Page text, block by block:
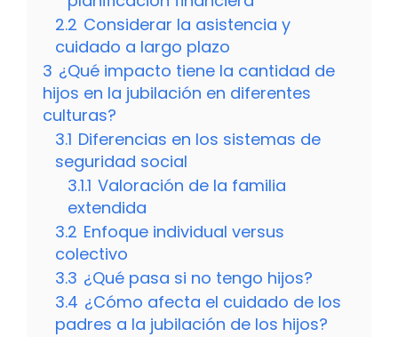
2.2 Considerar la asistencia y
cuidado a largo plazo
3 ¿Qué impacto tiene la cantidad de
hijos en la jubilación en diferentes
culturas?
3.1 Diferencias en los sistemas de
seguridad social
3.1.1 Valoración de la familia
extendida
3.2 Enfoque individual versus
colectivo
3.3 ¿Qué pasa si no tengo hijos?
3.4 ¿Cómo afecta el cuidado de los
padres a la jubilación de los hijos?